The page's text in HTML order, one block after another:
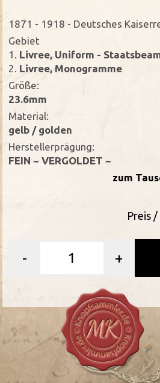
1871 - 1918 - Deutsches
Gebiet
1. Livree, Uniform -
2. Livree, Monogramme
Größe:
23.6mm
Material:
gelb / golden
Herstellerprägung:
FEIN ~ VERGOLDET ~
zum
Preis
- +